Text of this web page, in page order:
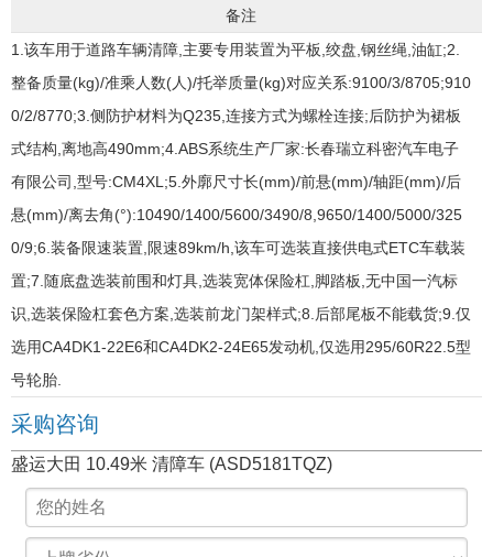
备注
1.该车用于道路车辆清障,主要专用装置为平板,绞盘,钢丝绳,油缸;2.
整备质量(kg)/准乘人数(人)/托举质量(kg)对应关系:9100/3/8705;910
0/2/8770;3.侧防护材料为Q235,连接方式为螺栓连接;后防护为裙板
式结构,离地高490mm;4.ABS系统生产厂家:长春瑞立科密汽车电子
有限公司,型号:CM4XL;5.外廓尺寸长(mm)/前悬(mm)/轴距(mm)/后
悬(mm)/离去角(°):10490/1400/5600/3490/8,9650/1400/5000/325
0/9;6.装备限速装置,限速89km/h,该车可选装直接供电式ETC车载装
置;7.随底盘选装前围和灯具,选装宽体保险杠,脚踏板,无中国一汽标
识,选装保险杠套色方案,选装前龙门架样式;8.后部尾板不能载货;9.仅
选用CA4DK1-22E6和CA4DK2-24E65发动机,仅选用295/60R22.5型
号轮胎.
采购咨询
盛运大田 10.49米 清障车 (ASD5181TQZ)